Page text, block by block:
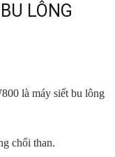
LÔNG
là máy siết bu lông
chổi than.